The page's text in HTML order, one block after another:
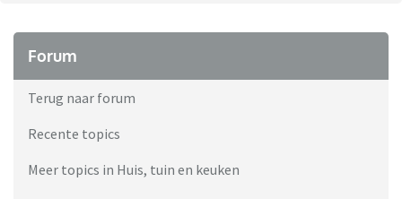
Forum
Terug naar forum
Recente topics
Meer topics in Huis, tuin en keuken